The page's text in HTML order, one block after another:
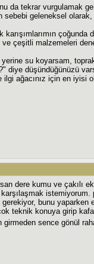
da tekrar vurgulamak
sebebi geleneksel
karışımlarımın
ve çeşitli malzemeleri
su koyarsam,
diye düşündüğünüzü
ilgi ağacınız için en iyisi
dere kumu ve çakılı
istemiyorum.
bunu yaparken
teknik konuya girip kafa
girmeden sence gönül